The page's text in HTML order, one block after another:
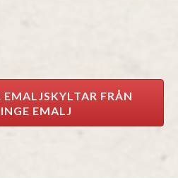
EMALJSKYLTAR FRÅN
EMALJ